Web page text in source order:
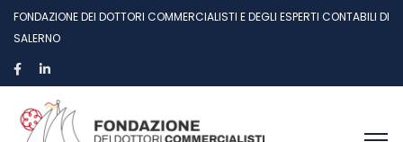
FONDAZIONE DEI DOTTORI COMMERCIALISTI E DEGLI ESPERTI CONTABILI DI
SALERNO